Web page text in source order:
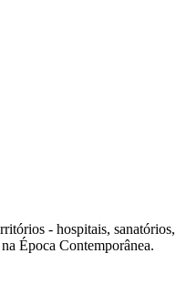
- hospitais,
Época Contemporânea.